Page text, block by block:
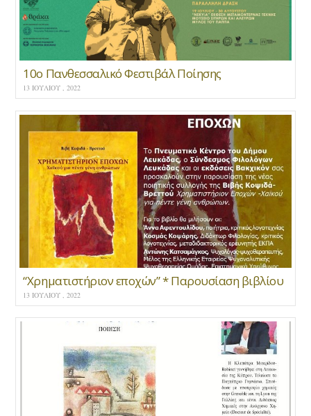
10ο Πανθεσσαλικό Φεστιβάλ Ποίησης
13 ΙΟΥΛΊΟΥ , 2022
“Χρηματιστήριον εποχών” * Παρουσίαση βιβλίου
13 ΙΟΥΛΊΟΥ , 2022